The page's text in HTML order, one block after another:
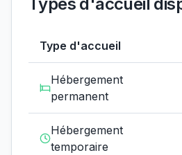
Type d'accueil
Hébergement
permanent
Hébergement
temporaire